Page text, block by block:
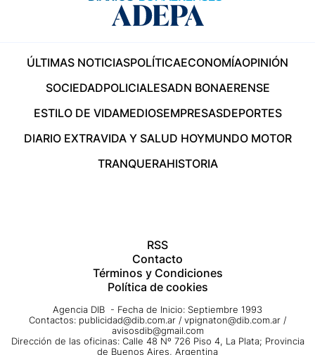
ÚLTIMAS NOTICIASPOLÍTICAECONOMÍAOPINIÓN
SOCIEDADPOLICIALESADN BONAERENSE
ESTILO DE VIDAMEDIOSEMPRESASDEPORTES
DIARIO EXTRAVIDA Y SALUD HOYMUNDO MOTOR
TRANQUERAHISTORIA
RSS
Contacto
Términos y Condiciones
Política de cookies
Agencia DIB - Fecha de Inicio: Septiembre 1993
Contactos: publicidad@dib.com.ar / vpignaton@dib.com.ar /
avisosdib@gmail.com
Dirección de las oficinas: Calle 48 Nº 726 Piso 4, La Plata; Provincia
de Buenos Aires, Argentina